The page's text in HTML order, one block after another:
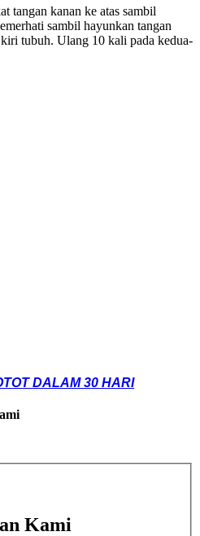
tangan kanan ke atas sambil
sambil hayunkan tangan
tubuh. Ulang 10 kali pada kedua-
DALAM 30 HARI
Kami